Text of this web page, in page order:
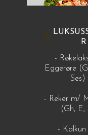
R
-
Eggerøre
Ses)
- Reker m/
(Gh, E,
-